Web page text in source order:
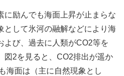
に励んでも海面上昇が止まらな
として氷河の融解などにより海
よび、過去に人類がCO2等を
図2を見ると、CO2排出が遥か
海面は（主に自然現象とし